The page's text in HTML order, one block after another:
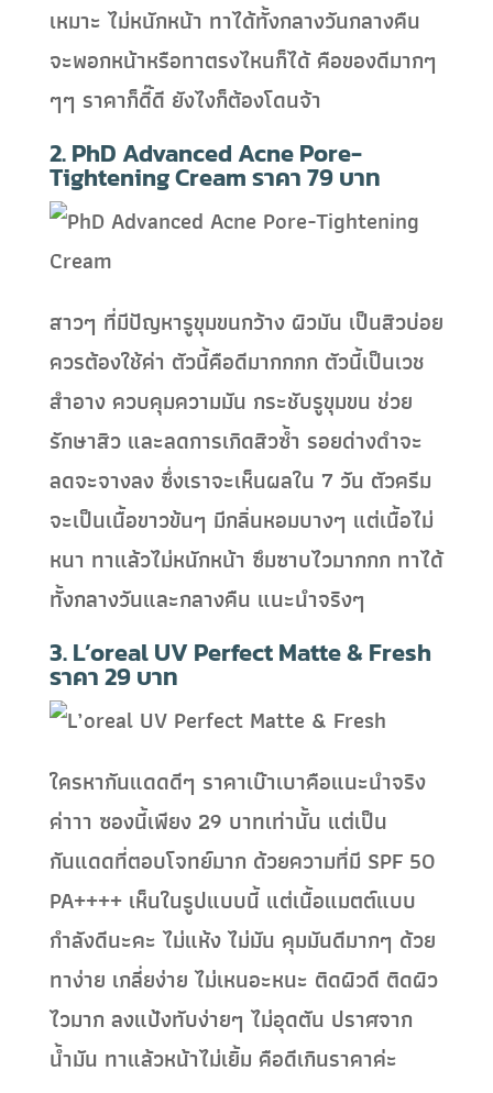
เหมาะ ไม่หนักหน้า ทาได้ทั้งกลางวันกลางคืน
จะพอกหน้าหรือทาตรงไหนก็ได้ คือของดีมากๆ
ๆๆ ราคาก็ดี๊ดี ยังไงก็ต้องโดนจ้า
2. PhD Advanced Acne Pore-
Tightening Cream ราคา 79 บาท
สาวๆ ที่มีปัญหารูขุมขนกว้าง ผิวมัน เป็นสิวบ่อย
ควรต้องใช้ค่า ตัวนี้คือดีมากกกก ตัวนี้เป็นเวช
สำอาง ควบคุมความมัน กระชับรูขุมขน ช่วย
รักษาสิว และลดการเกิดสิวซ้ำ รอยด่างดำจะ
ลดจะจางลง ซึ่งเราจะเห็นผลใน 7 วัน ตัวครีม
จะเป็นเนื้อขาวข้นๆ มีกลิ่นหอมบางๆ แต่เนื้อไม่
หนา ทาแล้วไม่หนักหน้า ซึมซาบไวมากกก ทาได้
ทั้งกลางวันและกลางคืน แนะนำจริงๆ
3. L’oreal UV Perfect Matte & Fresh
ราคา 29 บาท
ใครหากันแดดดีๆ ราคาเบ๊าเบาคือแนะนำจริง
ค่าาา ซองนี้เพียง 29 บาทเท่านั้น แต่เป็น
กันแดดที่ตอบโจทย์มาก ด้วยความที่มี SPF 50
PA++++ เห็นในรูปแบบนี้ แต่เนื้อแมตต์แบบ
กำลังดีนะคะ ไม่แห้ง ไม่มัน คุมมันดีมากๆ ด้วย
ทาง่าย เกลี่ยง่าย ไม่เหนอะหนะ ติดผิวดี ติดผิว
ไวมาก ลงแป้งทับง่ายๆ ไม่อุดตัน ปราศจาก
น้ำมัน ทาแล้วหน้าไม่เยิ้ม คือดีเกินราคาค่ะ